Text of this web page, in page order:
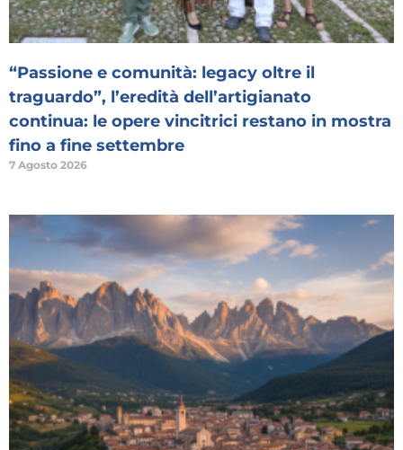
“Passione e comunità: legacy oltre il
traguardo”, l’eredità dell’artigianato
continua: le opere vincitrici restano in mostra
fino a fine settembre
7 Agosto 2026